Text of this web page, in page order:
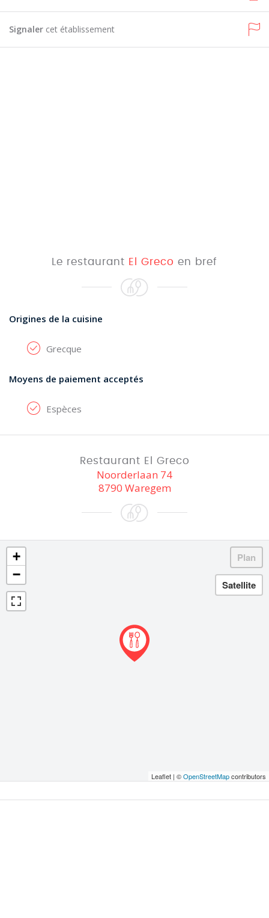
Signaler cet établissement
Le restaurant El Greco en bref
Origines de la cuisine
Grecque
Moyens de paiement acceptés
Espèces
Restaurant El Greco
Noorderlaan 74
8790 Waregem
+
−
Leaflet | ©OpenStreetMapcontributors